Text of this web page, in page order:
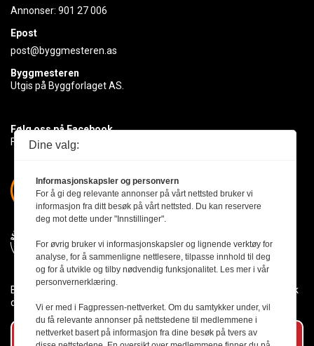
Annonser: 901 27 006
Epost
post@byggmesteren.as
Byggmesteren
Utgis på Byggforlaget AS.
Følg oss på Facebook
Få med deg det siste innen byggebransjen
Byggmesteren følger Vær Varsom-plakaten og presseetikken slik
den er nedfelt i Redaktørplakaten.
Abonner på vårt nyhetsbrev
Dine valg:
Informasjonskapsler og personvern
For å gi deg relevante annonser på vårt nettsted bruker vi
informasjon fra ditt besøk på vårt nettsted. Du kan reservere
deg mot dette under "Innstillinger".
For øvrig bruker vi informasjonskapsler og lignende verktøy for
analyse, for å sammenligne nettlesere, tilpasse innhold til deg
og for å utvikle og tilby nødvendig funksjonalitet. Les mer i vår
personvernerklæring.
Vi er med i Fagpressen-nettverket. Om du samtykker under, vil
du få relevante annonser på nettstedene til medlemmene i
nettverket basert på informasjon fra dine besøk på tvers av